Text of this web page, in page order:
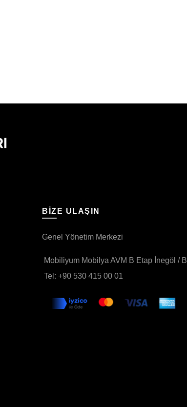
BIZE ULAŞIN
Genel Yönetim Merkezi
Mobiliyum Mobilya AVM B Etap İnegöl /
Tel: +90 530 415 00 01